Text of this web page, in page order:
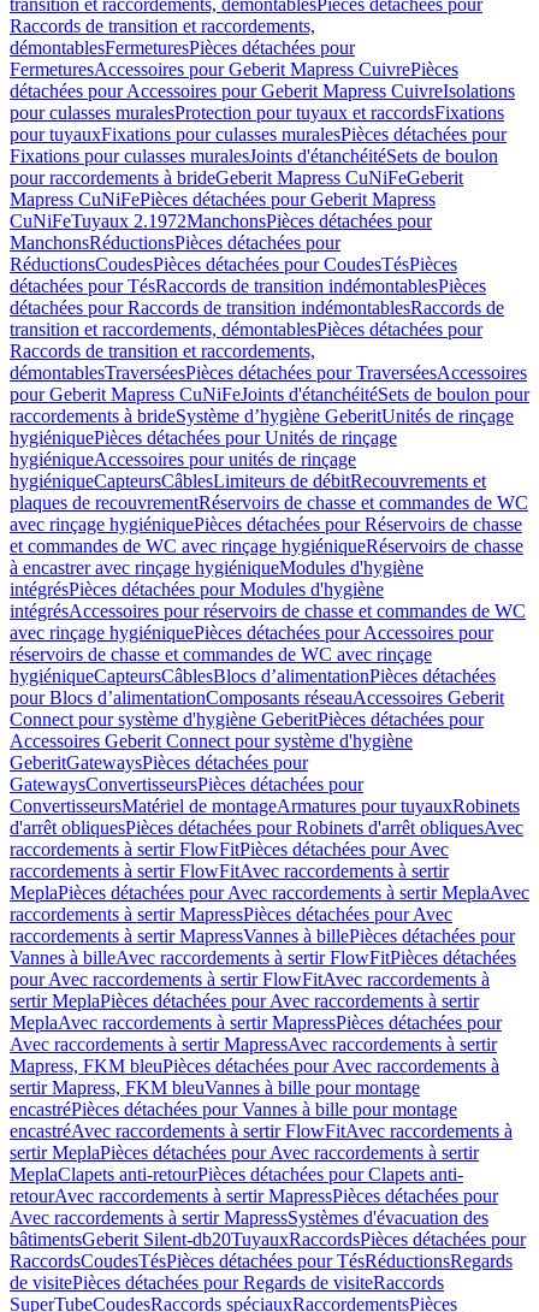
transition et raccordements, démontablesPièces détachées pour
Raccords de transition et raccordements,
démontablesFermeturesPièces détachées pour
FermeturesAccessoires pour Geberit Mapress CuivrePièces
détachées pour Accessoires pour Geberit Mapress CuivreIsolations
pour culasses muralesProtection pour tuyaux et raccordsFixations
pour tuyauxFixations pour culasses muralesPièces détachées pour
Fixations pour culasses muralesJoints d'étanchéitéSets de boulon
pour raccordements à brideGeberit Mapress CuNiFeGeberit
Mapress CuNiFePièces détachées pour Geberit Mapress
CuNiFeTuyaux 2.1972ManchonsPièces détachées pour
ManchonsRéductionsPièces détachées pour
RéductionsCoudesPièces détachées pour CoudesTésPièces
détachées pour TésRaccords de transition indémontablesPièces
détachées pour Raccords de transition indémontablesRaccords de
transition et raccordements, démontablesPièces détachées pour
Raccords de transition et raccordements,
démontablesTraverséesPièces détachées pour TraverséesAccessoires
pour Geberit Mapress CuNiFeJoints d'étanchéitéSets de boulon pour
raccordements à brideSystème d’hygiène GeberitUnités de rinçage
hygiéniquePièces détachées pour Unités de rinçage
hygiéniqueAccessoires pour unités de rinçage
hygiéniqueCapteursCâblesLimiteurs de débitRecouvrements et
plaques de recouvrementRéservoirs de chasse et commandes de WC
avec rinçage hygiéniquePièces détachées pour Réservoirs de chasse
et commandes de WC avec rinçage hygiéniqueRéservoirs de chasse
à encastrer avec rinçage hygiéniqueModules d'hygiène
intégrésPièces détachées pour Modules d'hygiène
intégrésAccessoires pour réservoirs de chasse et commandes de WC
avec rinçage hygiéniquePièces détachées pour Accessoires pour
réservoirs de chasse et commandes de WC avec rinçage
hygiéniqueCapteursCâblesBlocs d’alimentationPièces détachées
pour Blocs d’alimentationComposants réseauAccessoires Geberit
Connect pour système d'hygiène GeberitPièces détachées pour
Accessoires Geberit Connect pour système d'hygiène
GeberitGatewaysPièces détachées pour
GatewaysConvertisseursPièces détachées pour
ConvertisseursMatériel de montageArmatures pour tuyauxRobinets
d'arrêt obliquesPièces détachées pour Robinets d'arrêt obliquesAvec
raccordements à sertir FlowFitPièces détachées pour Avec
raccordements à sertir FlowFitAvec raccordements à sertir
MeplaPièces détachées pour Avec raccordements à sertir MeplaAvec
raccordements à sertir MapressPièces détachées pour Avec
raccordements à sertir MapressVannes à billePièces détachées pour
Vannes à billeAvec raccordements à sertir FlowFitPièces détachées
pour Avec raccordements à sertir FlowFitAvec raccordements à
sertir MeplaPièces détachées pour Avec raccordements à sertir
MeplaAvec raccordements à sertir MapressPièces détachées pour
Avec raccordements à sertir MapressAvec raccordements à sertir
Mapress, FKM bleuPièces détachées pour Avec raccordements à
sertir Mapress, FKM bleuVannes à bille pour montage
encastréPièces détachées pour Vannes à bille pour montage
encastréAvec raccordements à sertir FlowFitAvec raccordements à
sertir MeplaPièces détachées pour Avec raccordements à sertir
MeplaClapets anti-retourPièces détachées pour Clapets anti-
retourAvec raccordements à sertir MapressPièces détachées pour
Avec raccordements à sertir MapressSystèmes d'évacuation des
bâtimentsGeberit Silent-db20TuyauxRaccordsPièces détachées pour
RaccordsCoudesTésPièces détachées pour TésRéductionsRegards
de visitePièces détachées pour Regards de visiteRaccords
SuperTubeCoudesRaccords spéciauxRaccordementsPièces